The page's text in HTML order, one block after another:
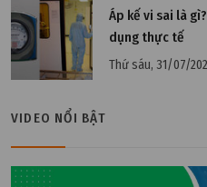
Áp kế vi sai là
dụng thực tế
Thứ sáu, 31/07/
VIDEO NỔI BẬT